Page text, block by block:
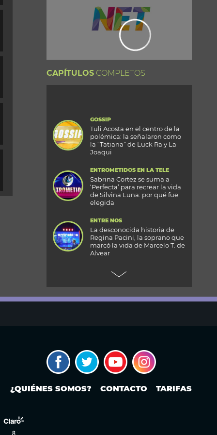
CAPÍTULOS COMPLETOS
GOSSIP
Tuli Acosta en el centro de la
polémica: la señalaron como
la “Tatiana” de Luck Ra y La
Joaqui
ENTROMETIDOS EN LA TELE
Sabrina Cortez se suma a
‘Perfecta’ para recrear la vida
de Silvina Luna: por qué fue
elegida
ENTRE NOS
La desconocida historia de
Regina Pacini, la soprano que
marcó la vida de Marcelo T. de
Alvear
+CARAS
todos los detalles de la mega
fiesta en el Palacio
Reconquista
Ushuaia
MODO FONTEVECCHIA
detrás de una discusión que
¿QUIÉNES SOMOS? CONTACTO TARIFAS